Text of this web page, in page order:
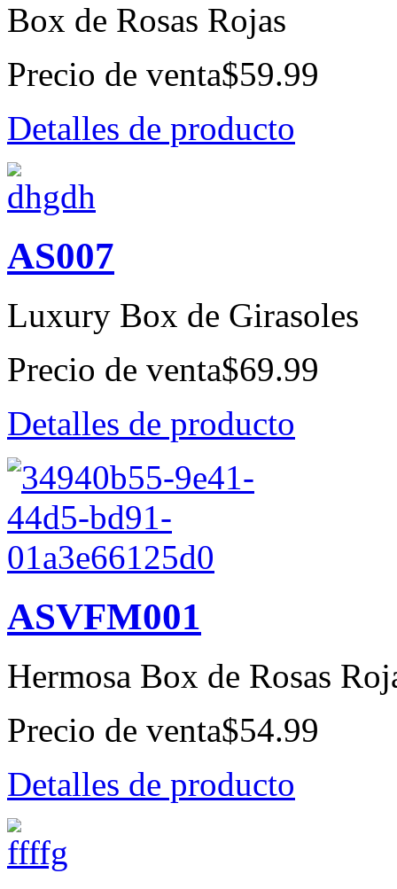
Box de Rosas Rojas
Precio de venta$59.99
Detalles de producto
AS007
Luxury Box de Girasoles
Precio de venta$69.99
Detalles de producto
ASVFM001
Hermosa Box de Rosas
Precio de venta$54.99
Detalles de producto